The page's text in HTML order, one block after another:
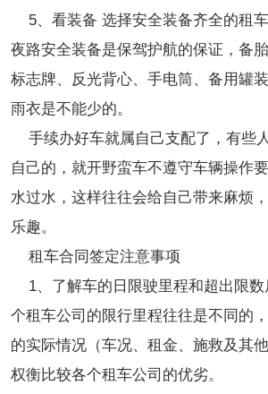
5、看装备 选择安全装备齐全的租
夜路安全装备是保驾护航的保证，备
标志牌、反光背心、手电筒、备用罐装
雨衣是不能少的。
手续办好车就属自己支配了，有些
自己的，就开野蛮车不遵守车辆操作
水过水，这样往往会给自己带来麻烦
乐趣。
租车合同签定注意事项
1、了解车的日限驶里程和超出限数
个租车公司的限行里程往往是不同的
的实际情况（车况、租金、施救及其
权衡比较各个租车公司的优劣。